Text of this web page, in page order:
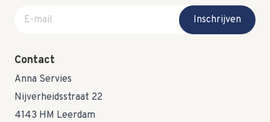
E-mail adres
Inschrijven
Contact
Anna Servies
Nijverheidsstraat 22
4143 HM Leerdam